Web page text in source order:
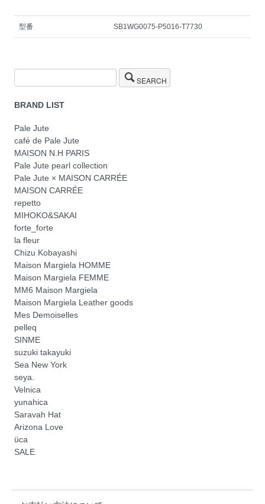
型番 SB1WG0075-P5016-T7730
SEARCH
BRAND LIST
Pale Jute
café de Pale Jute
MAISON N.H PARIS
Pale Jute pearl collection
Pale Jute × MAISON CARRÉE
MAISON CARRÉE
repetto
MIHOKO&SAKAI
forte_forte
la fleur
Chizu Kobayashi
Maison Margiela HOMME
Maison Margiela FEMME
MM6 Maison Margiela
Maison Margiela Leather goods
Mes Demoiselles
pelleq
SINME
suzuki takayuki
Sea New York
seya.
Velnica
yunahica
Saravah Hat
Arizona Love
üca
SALE